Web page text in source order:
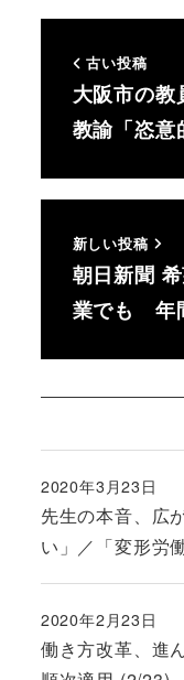
古い投稿
大阪市の
教諭「恣
新しい投稿
朝日新聞
業でも 年
先生の本音、広
い」／「変形労
投稿日
2020年3月23日
働き方改革、進
投稿日
2020年2月23日